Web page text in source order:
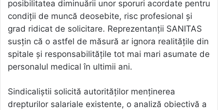
posibilitatea diminuării unor sporuri acordate pentru
condiții de muncă deosebite, risc profesional și
grad ridicat de solicitare. Reprezentanții SANITAS
susțin că o astfel de măsură ar ignora realitățile din
spitale și responsabilitățile tot mai mari asumate de
personalul medical în ultimii ani.
Sindicaliștii solicită autorităților menținerea
drepturilor salariale existente, o analiză obiectivă a